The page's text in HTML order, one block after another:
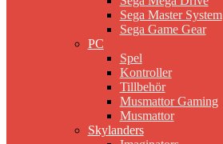
Sega Master System
Sega Game Gear
PC
Spel
Kontroller
Tillbehör
Musmattor Gaming
Musmattor
Skylanders